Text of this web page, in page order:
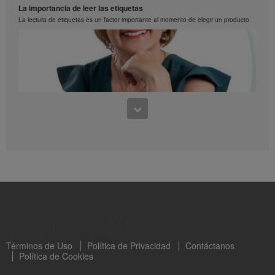
Paso a paso de como preparar un esponajdo de fresas y menta
La importancia de leer las etiquetas
La lectura de etiquetas es un factor importante al momento de elegir un producto
Términos de Uso Política de Privacidad
Contáctanos
Política de Cookies